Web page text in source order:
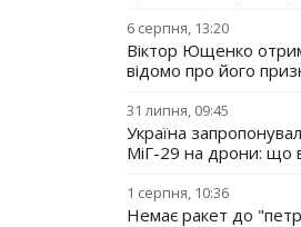
6 серпня, 13:20
Віктор Ющенко
відомо про його
31 липня, 09:45
Україна
МіГ-29 на дрони: що
1 серпня, 10:36
Немає ракет до